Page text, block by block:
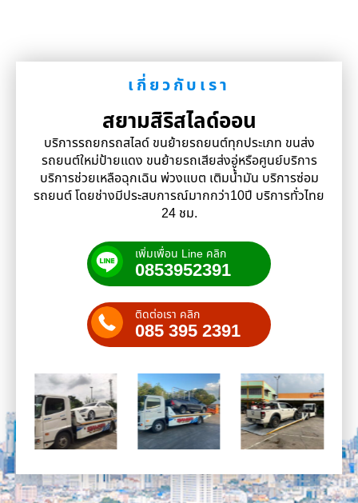
เกี่ยวกับเรา
สยามสิริสไลด์ออน
บริการรถยกรถสไลด์ ขนย้ายรถยนต์ทุกประเภท ขนส่ง
รถยนต์ใหม่ป้ายแดง ขนย้ายรถเสียส่งอู่หรือศูนย์บริการ
บริการช่วยเหลือฉุกเฉิน พ่วงแบต เติมน้ำมัน บริการซ่อม
รถยนต์ โดยช่างมีประสบการณ์มากกว่า10ปี บริการทั่วไทย
24 ชม.
เพิ่มเพื่อน Line คลิก
0853952391
ติดต่อเรา คลิก
085 395 2391